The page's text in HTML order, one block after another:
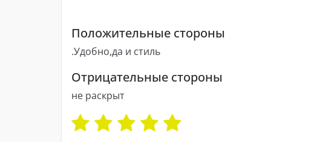
Положительные стороны
.Удобно,да и стиль
Отрицательные стороны
не раскрыт